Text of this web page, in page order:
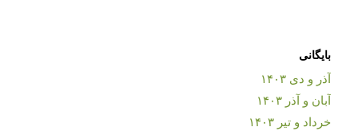
بایگانی
آذر و دی ۱۴۰۳
آبان و آذر ۱۴۰۳
خرداد و تیر ۱۴۰۳